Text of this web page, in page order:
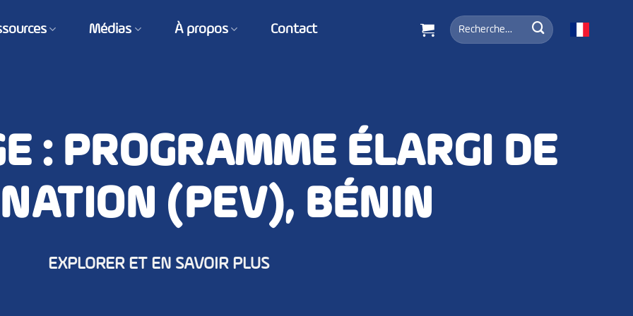
Médias À propos Contact
Recherche
pour :
: PROGRAMME ÉLARGI DE
(PEV), BÉNIN
EXPLORER ET EN SAVOIR PLUS